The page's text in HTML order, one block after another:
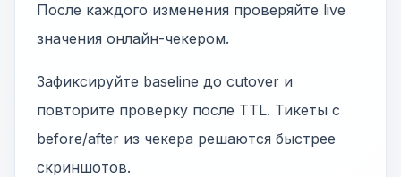
После каждого изменения проверяйте live
значения онлайн-чекером.
Зафиксируйте baseline до cutover и
повторите проверку после TTL. Тикеты с
before/after из чекера решаются быстрее
скриншотов.